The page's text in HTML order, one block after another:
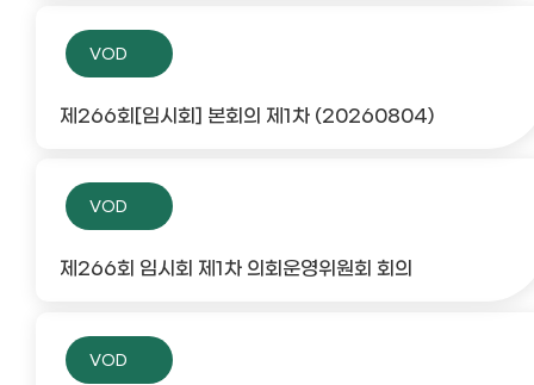
VOD
제266회[임시회] 본회의 제1차 (20260804)
VOD
제266회 임시회 제1차 의회운영위원회 회의
VOD